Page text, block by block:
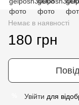
Немає в наявності
180 грн
Увійти для